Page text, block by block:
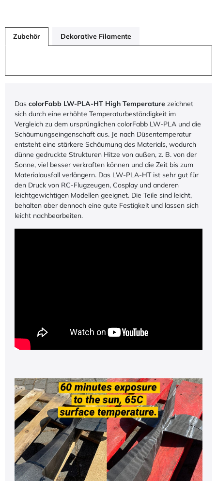
Zubehör Dekorative Filamente
Das colorFabb LW-PLA-HT High Temperature zeichnet
sich durch eine erhöhte Temperaturbeständigkeit im
Vergleich zu dem ursprünglichen colorFabb LW-PLA und die
Schäumungseingenschaft aus. Je nach Düsentemperatur
entsteht eine stärkere Schäumung des Materials, wodurch
dünne gedruckte Strukturen Hitze von außen, z. B. von der
Sonne, viel besser verkraften können und die Zeit bis zum
Materialausfall verlängern. Das LW-PLA-HT ist sehr gut für
den Druck von RC-Flugzeugen, Cosplay und anderen
leichtgewichtigen Modellen geeignet. Die Teile sind leicht,
behalten aber dennoch eine gute Festigkeit und lassen sich
leicht nachbearbeiten.